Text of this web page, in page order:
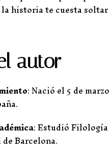
historia te cuesta
autor
: Nació el 5 de
: Estudió
Barcelona.